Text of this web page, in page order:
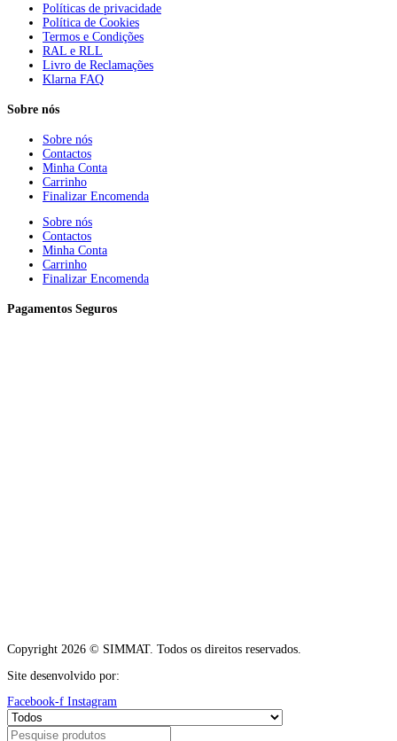
Políticas de privacidade
Política de Cookies
Termos e Condições
RAL e RLL
Livro de Reclamações
Klarna FAQ
Sobre nós
Sobre nós
Contactos
Minha Conta
Carrinho
Finalizar Encomenda
Sobre nós
Contactos
Minha Conta
Carrinho
Finalizar Encomenda
Pagamentos Seguros
Copyright 2026 © SIMMAT. Todos os direitos reservados.
Site desenvolvido por:
Facebook-f Instagram